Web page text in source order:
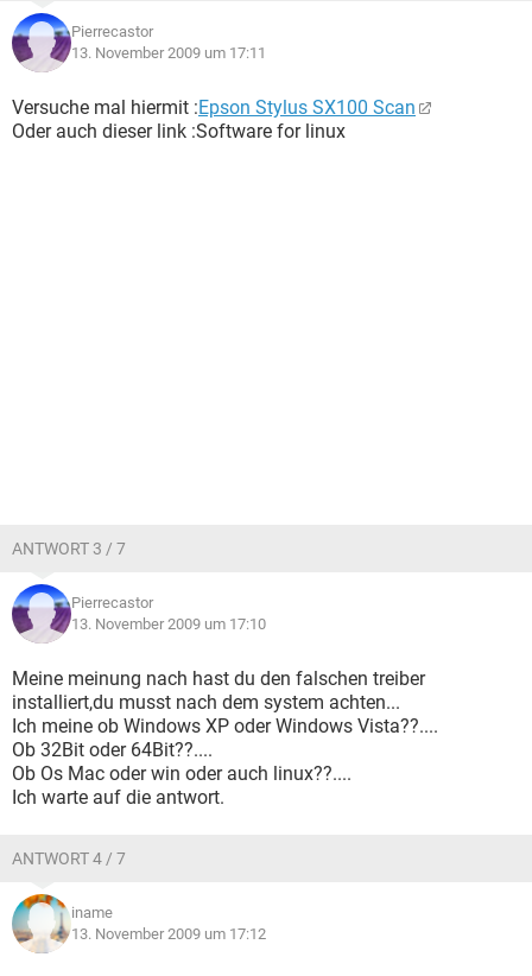
Pierrecastor
13. November 2009 um 17:11
Versuche mal hiermit :Epson Stylus SX100 Scan
Oder auch dieser link :Software for linux
ANTWORT 3 / 7
Pierrecastor
13. November 2009 um 17:10
Meine meinung nach hast du den falschen treiber
installiert,du musst nach dem system achten...
Ich meine ob Windows XP oder Windows Vista??....
Ob 32Bit oder 64Bit??....
Ob Os Mac oder win oder auch linux??....
Ich warte auf die antwort.
ANTWORT 4 / 7
iname
13. November 2009 um 17:12